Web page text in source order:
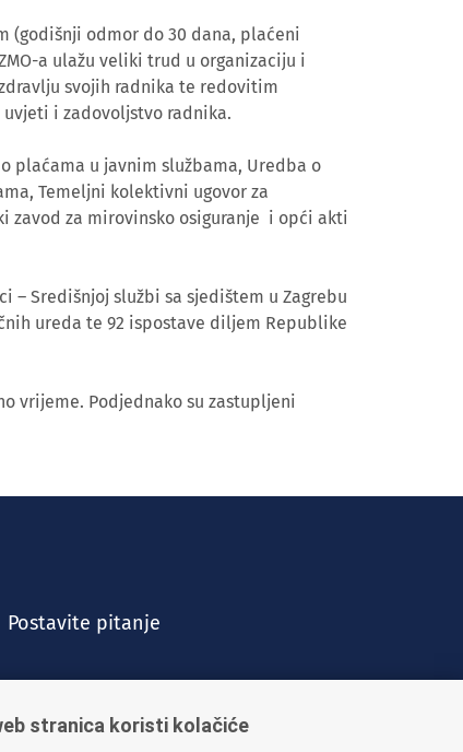
(godišnji odmor do 30 dana, plaćeni
a ulažu veliki trud u organizaciju i
svojih radnika te redovitim
i zadovoljstvo radnika.
plaćama u javnim službama, Uredba o
Temeljni kolektivni ugovor za
zavod za mirovinsko osiguranje i opći akti
– Središnjoj službi sa sjedištem u Zagrebu
ureda te 92 ispostave diljem Republike
vrijeme. Podjednako su zastupljeni
Postavite pitanje
stranica koristi kolačiće